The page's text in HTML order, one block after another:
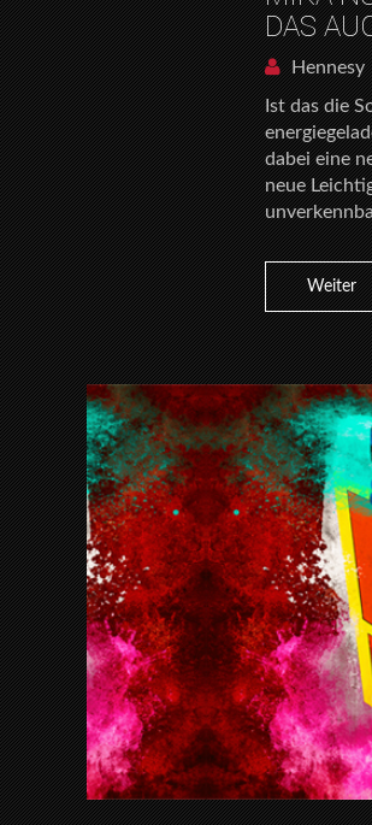
DAS
Hennesy
Ist das die
dabei eine
neue
Weiter